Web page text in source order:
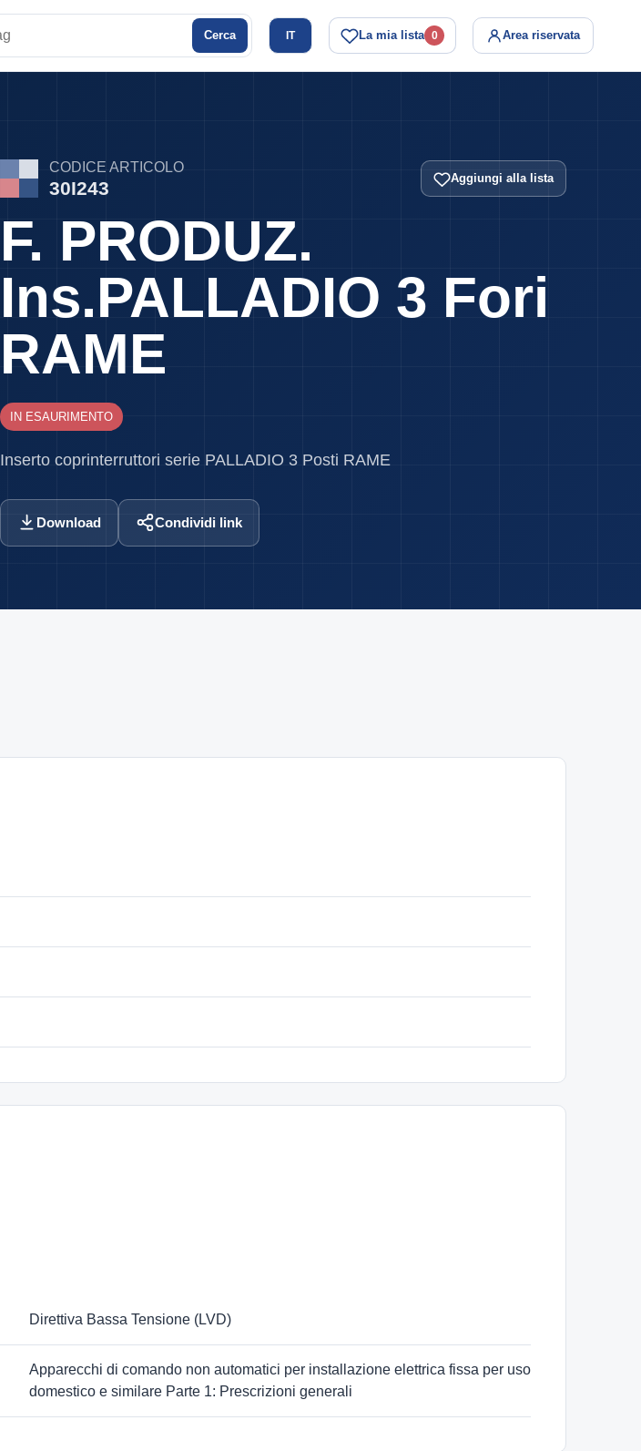
Cerca IT La mia lista 0 Area riservata
CODICE ARTICOLO
30I243 Aggiungi alla lista
F. PRODUZ.
Ins.PALLADIO 3 Fori
RAME
IN ESAURIMENTO
Inserto coprinterruttori serie PALLADIO 3 Posti RAME
Download Condividi link
Direttiva Bassa Tensione (LVD)
Apparecchi di comando non automatici per installazione elettrica fissa per uso
domestico e similare Parte 1: Prescrizioni generali